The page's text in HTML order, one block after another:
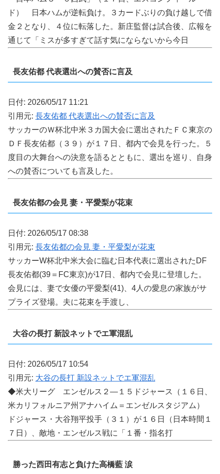
ド） 日本ハムが逆転負け。３カードぶりの負け越しで借
金２となり、４位に転落した。新庄監督は試合後、広報を
通じて「ミスが多すぎて話す気にならないから今日
長友佑都 代表選出への賛否に言及
日付: 2026/05/17 11:21
引用元: 長友佑都 代表選出への賛否に言及
サッカーのＷ杯北中米３カ国大会に選出されたＦＣ東京の
ＤＦ長友佑都（３９）が１７日、都内で会見を行った。５
度目の大舞台への決意を語るとともに、選出を巡り、自身
への賛否についても言及した。
長友佑都の会見 妻・平愛梨が花束
日付: 2026/05/17 08:38
引用元: 長友佑都の会見 妻・平愛梨が花束
サッカーW杯北中米大会に臨む日本代表に選出されたDF
長友佑都(39＝FC東京)が17日、都内で会見に登壇した。
会見には、妻で女優の平愛梨(41)、4人の愛息の家族がサ
プライズ登場。夫に花束を手渡し、
大谷の長打 新設ネットでエ軍混乱
日付: 2026/05/17 10:54
引用元: 大谷の長打 新設ネットでエ軍混乱
◆米大リーグ エンゼルス２―１５ドジャース（１６日、
米カリフォルニア州アナハイム＝エンゼルスタジアム）
ドジャース・大谷翔平投手（３１）が１６日（日本時間１
７日）、敵地・エンゼルス戦に「１番・指名打
勝った西田有志と負けた高橋藍 涙